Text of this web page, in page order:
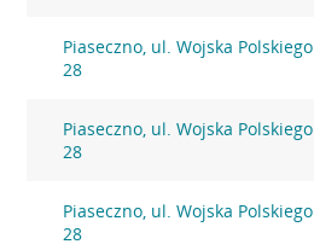
Piaseczno, ul. Wojska Polskiego
28
Piaseczno, ul. Wojska Polskiego
28
Piaseczno, ul. Wojska Polskiego
28